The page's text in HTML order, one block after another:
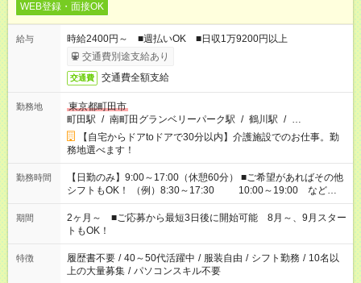
WEB登録・面接OK
給与
時給2400円～ ■週払いOK ■日収1万9200円以上
交通費別途支給あり
交通費 交通費全額支給
勤務地
東京都町田市
町田駅 / 南町田グランベリーパーク駅 / 鶴川駅 / …
【自宅からドアtoドアで30分以内】介護施設でのお仕事。勤
務地選べます！
勤務時間
【日勤のみ】9:00～17:00（休憩60分） ■ご希望があればその他
シフトもOK！ （例）8:30～17:30 10:00～19:00 など
「家族とお休みを合わせたい」 「できれば残業はしたくない」
など、あなたのご希望に沿ったお仕事をご紹介します！ ※Wワ
ーク希望の方へ 今ご覧のお仕事で希望する勤務時間と、もう1つ
のお仕事の勤務時間。 合計で週40時間を超える場合は応募でき
ません
期間
2ヶ月～ ■ご応募から最短3日後に開始可能 8月～、9月スター
トもOK！
特徴 履歴書不要 / 40～50代活躍中 / 服装自由 / シフト勤務 / 10名以
上の大量募集 / パソコンスキル不要